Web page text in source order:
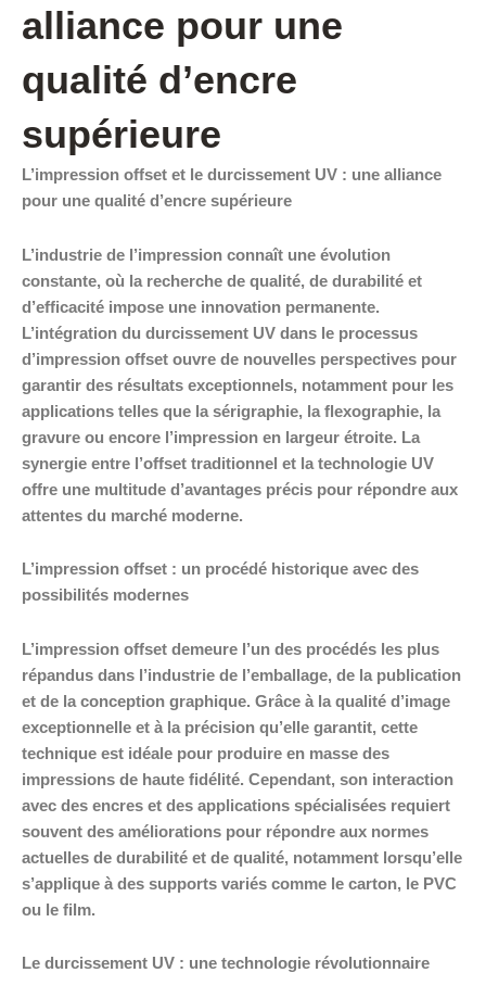
alliance pour une
qualité d’encre
supérieure
L’impression offset et le durcissement UV : une alliance
pour une qualité d’encre supérieure
L’industrie de l’impression connaît une évolution
constante, où la recherche de qualité, de durabilité et
d’efficacité impose une innovation permanente.
L’intégration du durcissement UV dans le processus
d’impression offset ouvre de nouvelles perspectives pour
garantir des résultats exceptionnels, notamment pour les
applications telles que la sérigraphie, la flexographie, la
gravure ou encore l’impression en largeur étroite. La
synergie entre l’offset traditionnel et la technologie UV
offre une multitude d’avantages précis pour répondre aux
attentes du marché moderne.
L’impression offset : un procédé historique avec des
possibilités modernes
L’impression offset demeure l’un des procédés les plus
répandus dans l’industrie de l’emballage, de la publication
et de la conception graphique. Grâce à la qualité d’image
exceptionnelle et à la précision qu’elle garantit, cette
technique est idéale pour produire en masse des
impressions de haute fidélité. Cependant, son interaction
avec des encres et des applications spécialisées requiert
souvent des améliorations pour répondre aux normes
actuelles de durabilité et de qualité, notamment lorsqu’elle
s’applique à des supports variés comme le carton, le PVC
ou le film.
Le durcissement UV : une technologie révolutionnaire